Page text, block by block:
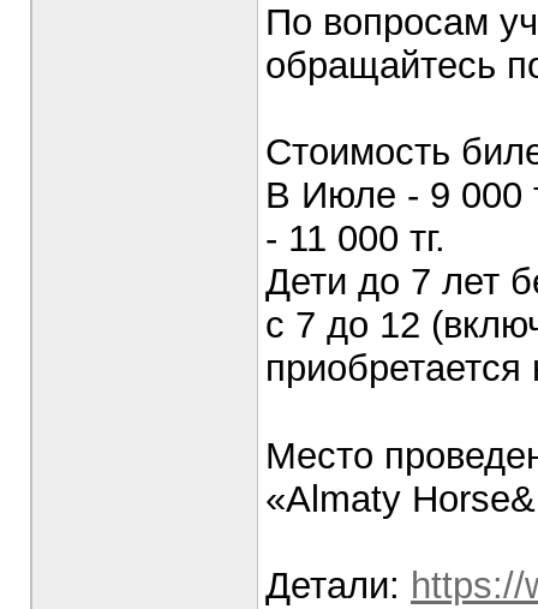
По вопросам
обращайтесь
Стоимость
В Июле - 9 000
- 11 000 тг.
Дети до 7 лет
с 7 до 12
приобретается
Место
«Almaty
Детали: https://